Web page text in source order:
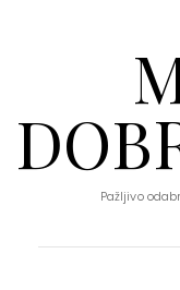
Pažljivo